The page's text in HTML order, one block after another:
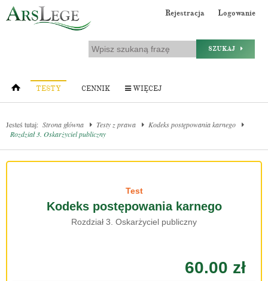
Rejestracja Logowanie
SZUKAJ
TESTY CENNIK WIĘCEJ
Jesteś tutaj: Strona główna Testy z prawa
Kodeks postępowania karnego
Rozdział 3. Oskarżyciel publiczny
Test
Kodeks postępowania karnego
Rozdział 3. Oskarżyciel publiczny
60.00 zł